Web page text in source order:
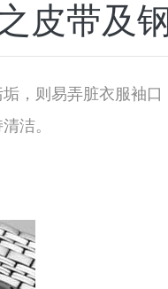
皮带及
，则易弄脏衣服袖
洁。